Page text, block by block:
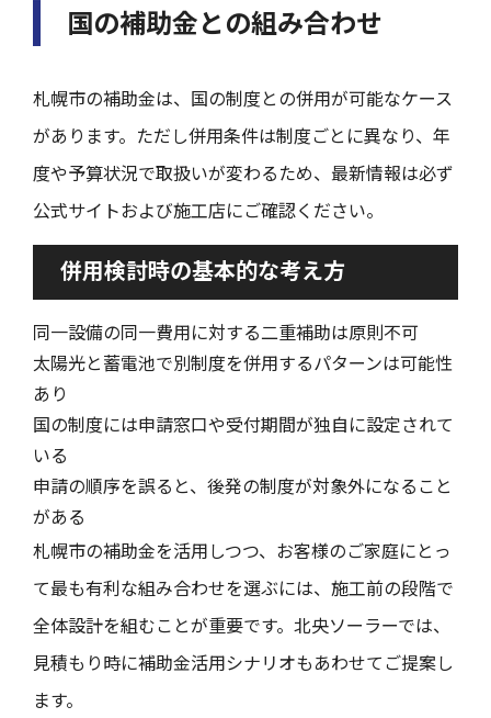
国の補助金との組み合わせ
札幌市の補助金は、国の制度との併用が可能なケース
があります。ただし併用条件は制度ごとに異なり、年
度や予算状況で取扱いが変わるため、最新情報は必ず
公式サイトおよび施工店にご確認ください。
併用検討時の基本的な考え方
同一設備の同一費用に対する二重補助は原則不可
太陽光と蓄電池で別制度を併用するパターンは可能性
あり
国の制度には申請窓口や受付期間が独自に設定されて
いる
申請の順序を誤ると、後発の制度が対象外になること
がある
札幌市の補助金を活用しつつ、お客様のご家庭にとっ
て最も有利な組み合わせを選ぶには、施工前の段階で
全体設計を組むことが重要です。北央ソーラーでは、
見積もり時に補助金活用シナリオもあわせてご提案し
ます。